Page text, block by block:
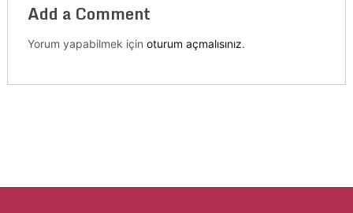
Add a Comment
Yorum yapabilmek için oturum açmalısınız.